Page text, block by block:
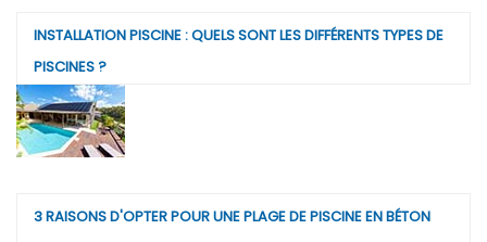
INSTALLATION PISCINE : QUELS SONT LES DIFFÉRENTS TYPES DE
PISCINES ?
3 RAISONS D'OPTER POUR UNE PLAGE DE PISCINE EN BÉTON